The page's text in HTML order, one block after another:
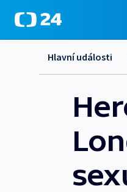
Hlavní události